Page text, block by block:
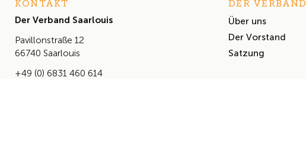
KONTAKT
Der Verband Saarlouis
Pavillonstraße 12
66740 Saarlouis
+49 (0) 6831 460 614
DER VERBAND
Über uns
Der Vorstand
Satzung